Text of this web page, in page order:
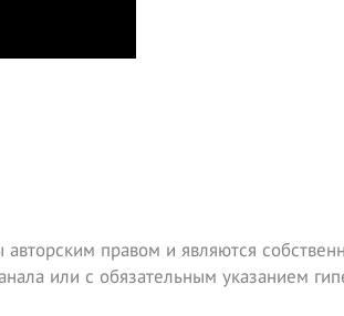
правом и являются
или с обязательным указанием